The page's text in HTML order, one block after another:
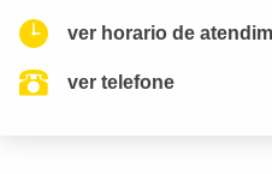
ver horario de
ver telefone